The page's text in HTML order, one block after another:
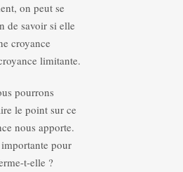
on peut se
de savoir si elle
croyance
limitante.
pourrons
le point sur ce
nous apporte.
pour
t-elle ?